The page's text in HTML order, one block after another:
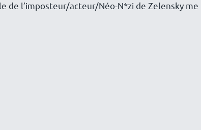
de l’imposteur/acteur/Néo-N*zi de Zelensky me